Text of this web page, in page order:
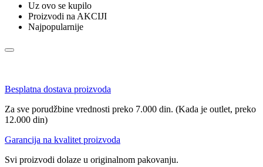
Uz ovo se kupilo
Proizvodi na AKCIJI
Najpopularnije
Besplatna dostava proizvoda
Za sve porudžbine vrednosti preko 7.000 din. (Kada je outlet, preko
12.000 din)
Garancija na kvalitet proizvoda
Svi proizvodi dolaze u originalnom pakovanju.